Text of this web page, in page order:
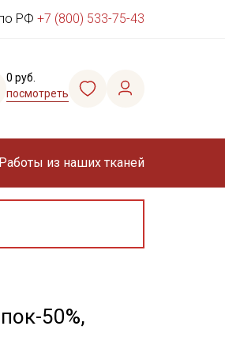
РФ +7 (800) 533-75-43
0 руб.
посмотреть
Работы из наших тканей
50%,